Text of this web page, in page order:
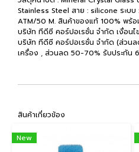
Stainless Steel สาย : silicone ระบบ
ATM/50 M. สินค้าของแท้ 100% พร้อ
บริษัท ทีดีซี คอร์ปอเรชั่น จำกัด เงื่อนไ
บริษัท ทีดีซี คอร์ปอเรชั่น จำกัด (ส่วน
เครื่อง , ส่วนลด 50-70% รับประกัน
สินค้าเกี่ยวข้อง
New